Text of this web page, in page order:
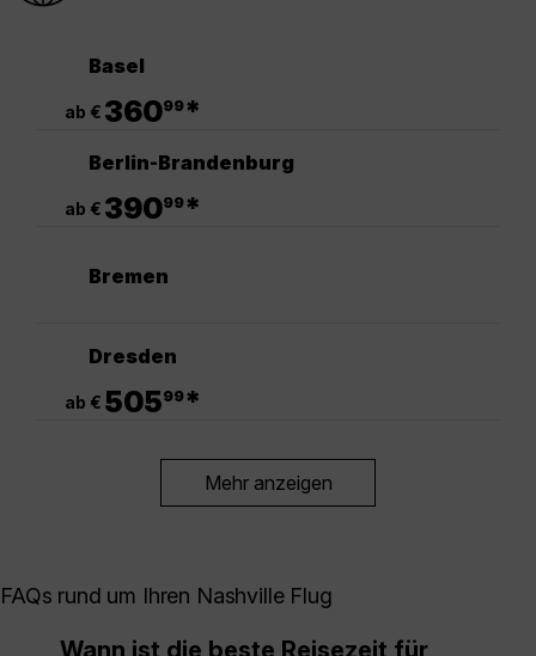
Basel
ab € 36099*
Berlin-Brandenburg
ab € 39099*
Bremen
Dresden
ab € 50599*
Mehr anzeigen
FAQs rund um Ihren Nashville Flug